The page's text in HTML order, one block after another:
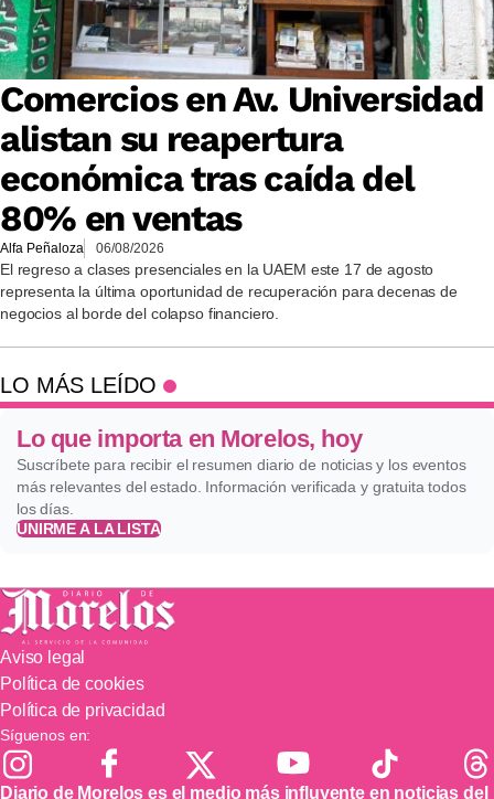
Comercios en Av. Universidad
alistan su reapertura
económica tras caída del
80% en ventas
Alfa Peñaloza 06/08/2026
El regreso a clases presenciales en la UAEM este 17 de agosto
representa la última oportunidad de recuperación para decenas de
negocios al borde del colapso financiero.
LO MÁS LEÍDO
Lo que importa en Morelos, hoy
Suscríbete para recibir el resumen diario de noticias y los eventos
más relevantes del estado. Información verificada y gratuita todos
los días.
UNIRME A LA LISTA
Aviso legal
Política de cookies
Política de privacidad
Síguenos en:
Diario de Morelos es el medio más influyente en noticias del